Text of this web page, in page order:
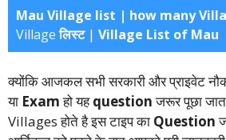
Mau Village list | how many
Villageलिस्ट | Village List of Mau
क्योंकि आजकल सभी सरकारी और प्राइवेट
या Examहो यहquestionजरूर पूछा
Villages होते है इस टाइप का Question